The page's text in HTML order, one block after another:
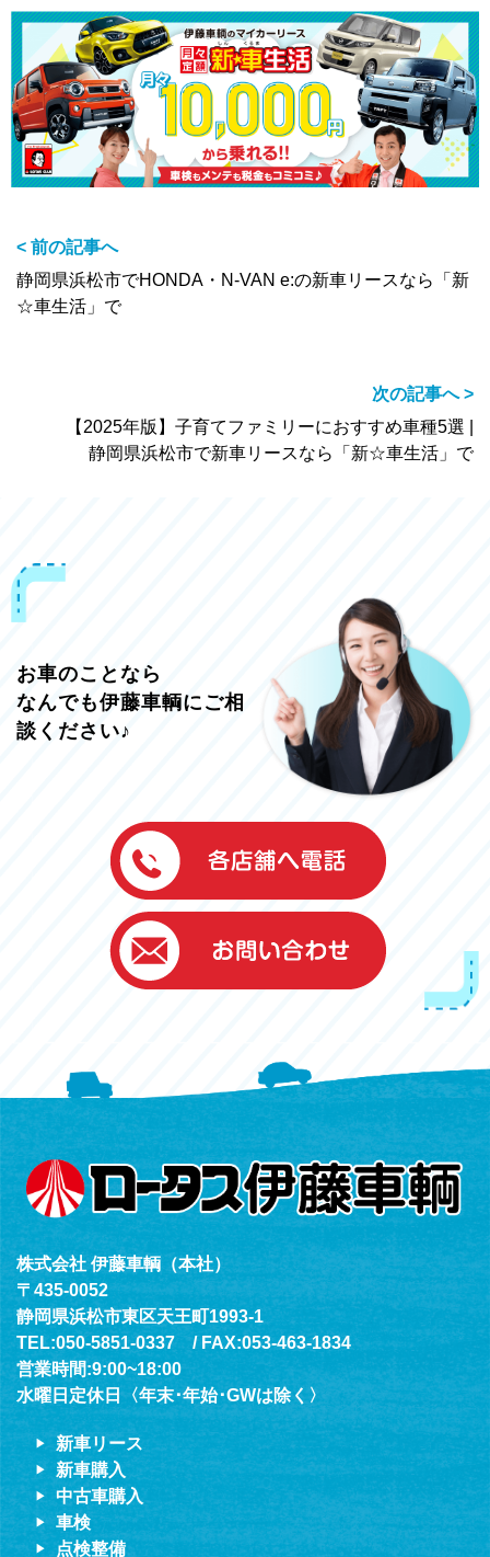
< 前の記事へ
静岡県浜松市でHONDA・N-VAN e:の新車リースなら「新
☆車生活」で
次の記事へ >
【2025年版】子育てファミリーにおすすめ車種5選 |
静岡県浜松市で新車リースなら「新☆車生活」で
お車のことなら
なんでも伊藤車輌にご相
談ください♪
伊藤車輌（本社）
050-5851-0337
グッドワン浜松
050-5851-0338
浜北店
050-5851-0339
（年中無休24h対応）
株式会社 伊藤車輌（本社）
〒435-0052
静岡県浜松市東区天王町1993-1
TEL:050-5851-0337 / FAX:053-463-1834
営業時間:9:00~18:00
水曜日定休日〈年末･年始･GWは除く〉
新車リース
新車購入
中古車購入
車検
点検整備